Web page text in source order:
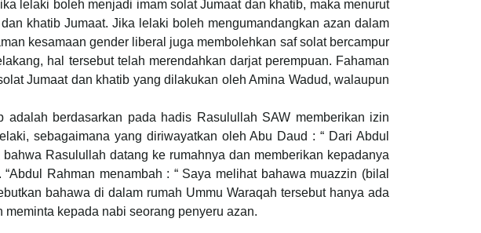
lelaki boleh menjadi imam solat Jumaat dan khatib, maka menurut
khatib Jumaat. Jika lelaki boleh mengumandangkan azan dalam
kesamaan gender liberal juga membolehkan saf solat bercampur
hal tersebut telah merendahkan darjat perempuan. Fahaman
Jumaat dan khatib yang dilakukan oleh Amina Wadud, walaupun
berdasarkan pada hadis Rasulullah SAW memberikan izin
sebagaimana yang diriwayatkan oleh Abu Daud : “ Dari Abdul
Rasulullah datang ke rumahnya dan memberikan kepadanya
Rahman menambah : “ Saya melihat bahawa muazzin (bilal
bahawa di dalam rumah Ummu Waraqah tersebut hanya ada
kepada nabi seorang penyeru azan.